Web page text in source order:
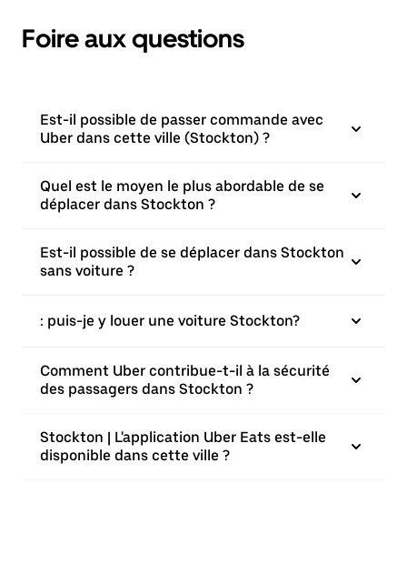
Foire aux questions
Est-il possible de passer commande avec
Uber dans cette ville (Stockton) ?
Quel est le moyen le plus abordable de se
déplacer dans Stockton ?
Est-il possible de se déplacer dans Stockton
sans voiture ?
: puis-je y louer une voiture Stockton?
Comment Uber contribue-t-il à la sécurité
des passagers dans Stockton ?
Stockton | L'application Uber Eats est-elle
disponible dans cette ville ?